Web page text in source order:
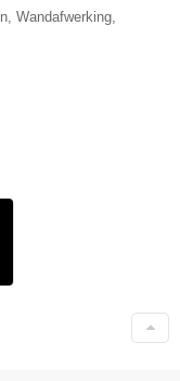
Wandafwerking,